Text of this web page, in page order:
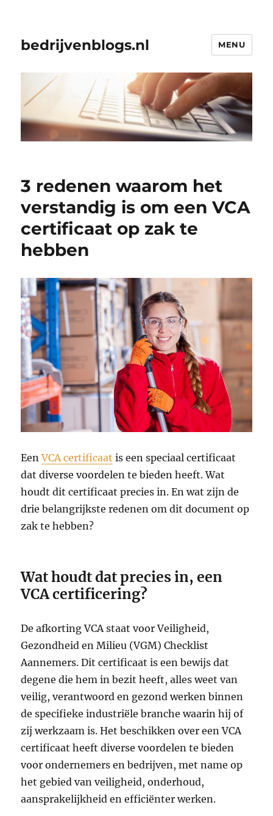
bedrijvenblogs.nl MENU
3 redenen waarom het
verstandig is om een VCA
certificaat op zak te
hebben
EenVCA certificaat is een speciaal certificaat
dat diverse voordelen te bieden heeft. Wat
houdt dit certificaat precies in. En wat zijn de
drie belangrijkste redenen om dit document op
zak te hebben?
Wat houdt dat precies in, een
VCA certificering?
De afkorting VCA staat voor Veiligheid,
Gezondheid en Milieu (VGM) Checklist
Aannemers. Dit certificaat is een bewijs dat
degene die hem in bezit heeft, alles weet van
veilig, verantwoord en gezond werken binnen
de specifieke industriële branche waarin hij of
zij werkzaam is. Het beschikken over een VCA
certificaat heeft diverse voordelen te bieden
voor ondernemers en bedrijven, met name op
het gebied van veiligheid, onderhoud,
aansprakelijkheid en efficiënter werken.